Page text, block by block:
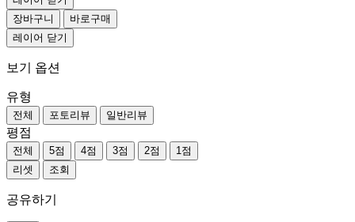
장바구니
바로구매
레이어 닫기
보기 옵션
유형
전체 포토리뷰 일반리뷰
평점
전체 5점 4점 3점 2점
1점
리셋
조회
공유하기